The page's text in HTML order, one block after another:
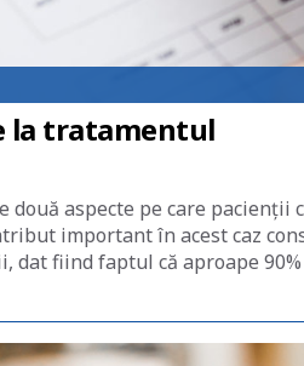
la tratamentul
aspecte pe care pacienții
important în acest caz
fiind faptul că aproape